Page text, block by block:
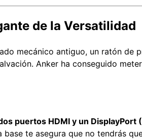
de la Versatilidad
mecánico antiguo, un ratón de
Anker ha conseguido
puertos HDMI y un DisplayPort
te asegura que no tendrás